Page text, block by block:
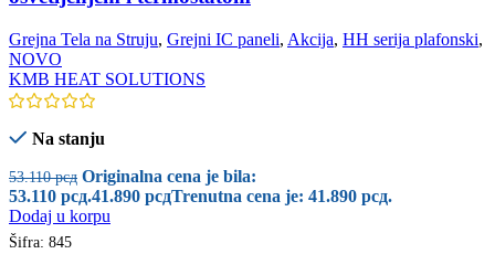
Grejna Tela na Struju, Grejni IC paneli, Akcija, HH serija plafonski,
NOVO
KMB HEAT SOLUTIONS
Na stanju
53.110рсд Originalna cena je bila:
53.110 рсд.41.890 рсдTrenutna cena je: 41.890 рсд.
Dodaj u korpu
Šifra: 845